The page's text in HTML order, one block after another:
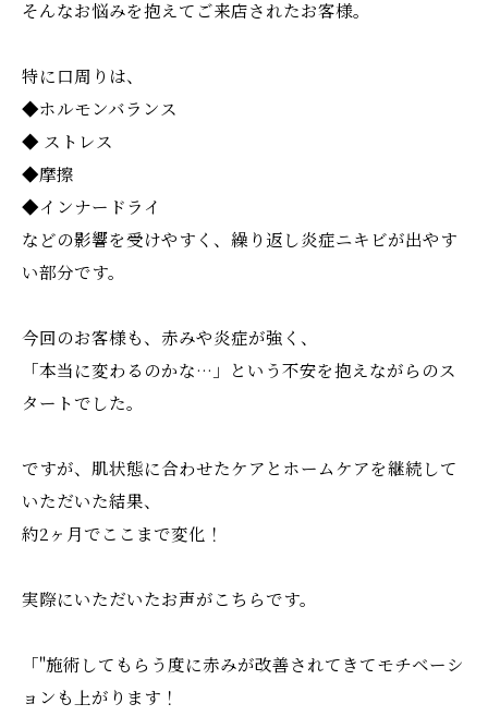
そんなお悩みを抱えてご来店されたお客様。
特に口周りは、
◆ホルモンバランス
◆ ストレス
◆摩擦
◆インナードライ
などの影響を受けやすく、繰り返し炎症ニキビが出やす
い部分です。
今回のお客様も、赤みや炎症が強く、
「本当に変わるのかな…」という不安を抱えながらのス
タートでした。
ですが、肌状態に合わせたケアとホームケアを継続して
いただいた結果、
約2ヶ月でここまで変化！
実際にいただいたお声がこちらです。
「"施術してもらう度に赤みが改善されてきてモチベーシ
ョンも上がります！